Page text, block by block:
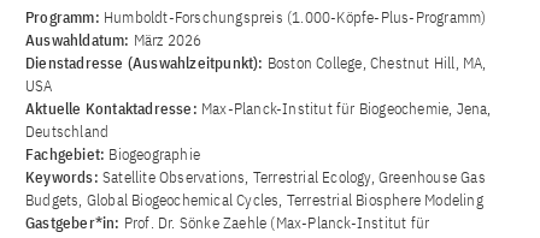
Programm: Humboldt-Forschungspreis (1.000-Köpfe-Plus-Programm)
Auswahldatum: März 2026
Dienstadresse (Auswahlzeitpunkt): Boston College, Chestnut Hill, MA,
USA
Aktuelle Kontaktadresse: Max-Planck-Institut für Biogeochemie, Jena,
Deutschland
Fachgebiet: Biogeographie
Keywords: Satellite Observations, Terrestrial Ecology, Greenhouse Gas
Budgets, Global Biogeochemical Cycles, Terrestrial Biosphere Modeling
Gastgeber*in: Prof. Dr. Sönke Zaehle (Max-Planck-Institut für